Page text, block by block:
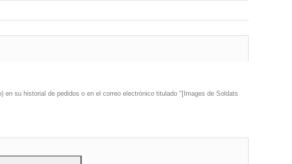
su historial de pedidos o en el correo electrónico titulado "[Images de Soldats
nuestros servicios y
el análisis de sus